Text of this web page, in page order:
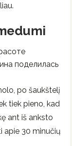
po šaukštelį
tiek pieno, kad
ant iš anksto
apie 30 minučių